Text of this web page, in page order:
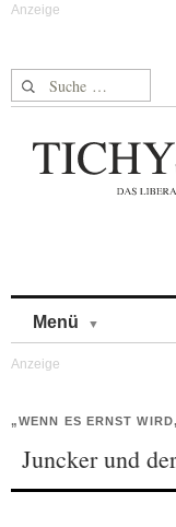
Suche nach:
Menü
„WENN ES ERNST
Juncker und